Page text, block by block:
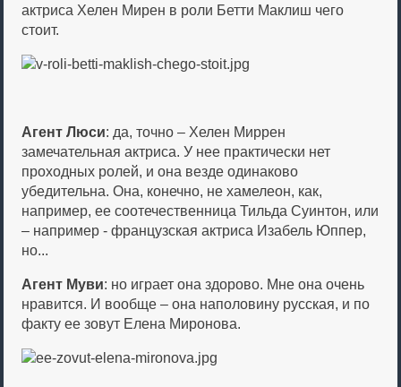
актриса Хелен Мирен в роли Бетти Маклиш чего
стоит.
Агент Люси: да, точно – Хелен Миррен
замечательная актриса. У нее практически нет
проходных ролей, и она везде одинаково
убедительна. Она, конечно, не хамелеон, как,
например, ее соотечественница Тильда Суинтон, или
– например - французская актриса Изабель Юппер,
но...
Агент Муви: но играет она здорово. Мне она очень
нравится. И вообще – она наполовину русская, и по
факту ее зовут Елена Миронова.